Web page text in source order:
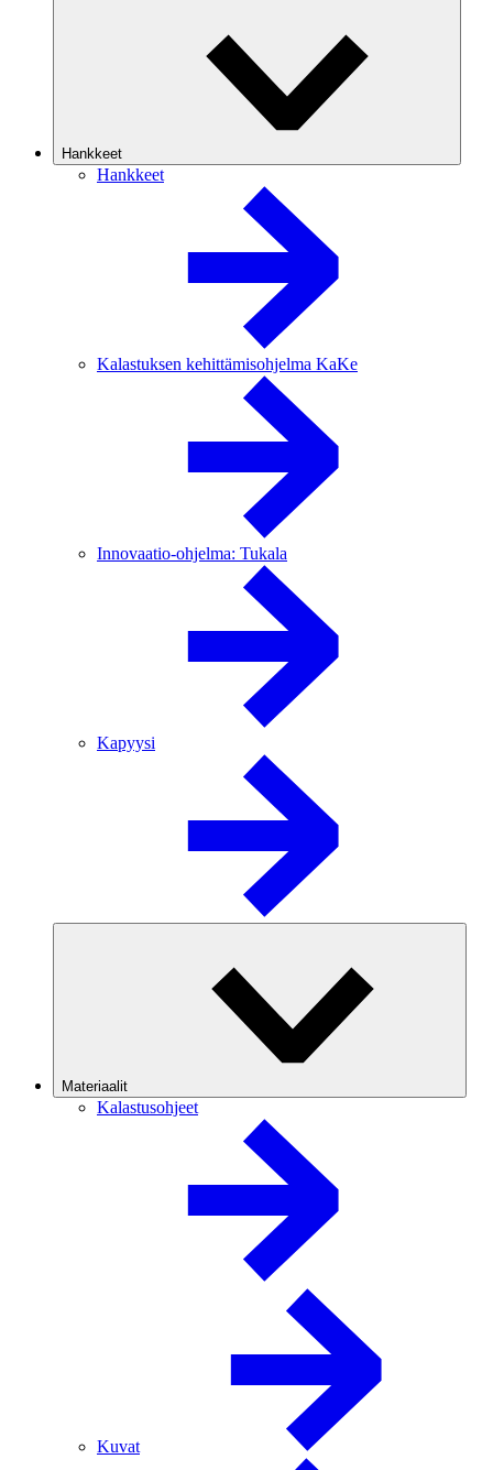
Hankkeet
Hankkeet
Kalastuksen kehittämisohjelma KaKe
Innovaatio-ohjelma: Tukala
Kapyysi
Materiaalit
Kalastusohjeet
Kuvat